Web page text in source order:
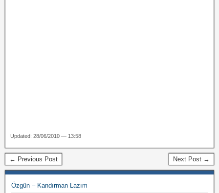
Updated: 28/06/2010 — 13:58
← Previous Post Next Post →
Özgün – Kandırman Lazım